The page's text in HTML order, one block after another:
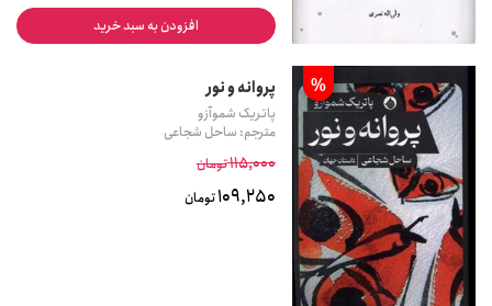
افزودن به سبد خرید
% پروانه و نور
پاتریک شموآزو
مترجم: ساحل شجاعی
115,000تومان
109,250تومان